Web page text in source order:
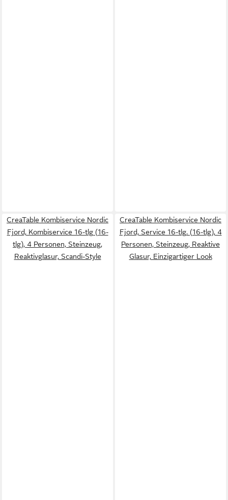
CreaTable Kombiservice Nordic
Fjord, Kombiservice 16-tlg (16-
tlg), 4 Personen, Steinzeug,
Reaktivglasur, Scandi-Style
CreaTable Kombiservice Nordic
Fjord, Service 16-tlg. (16-tlg), 4
Personen, Steinzeug, Reaktive
Glasur, Einzigartiger Look